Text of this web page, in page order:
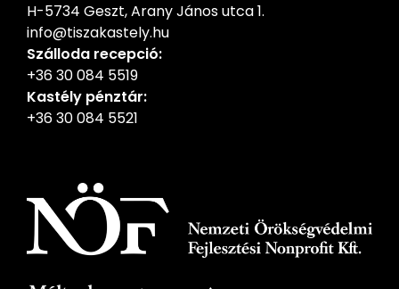
H-5734 Geszt, Arany János utca 1.
info@tiszakastely.hu
Szálloda recepció:
+36 30 084 5519
Kastély pénztár:
+36 30 084 5521